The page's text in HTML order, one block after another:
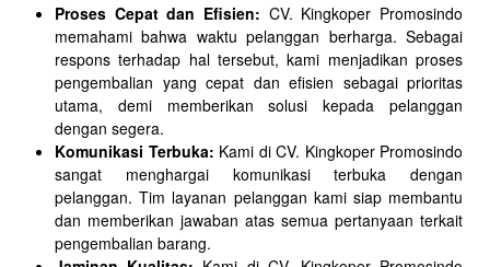
Proses Cepat dan Efisien: CV. Kingkoper Promosindo
memahami bahwa waktu pelanggan berharga. Sebagai
respons terhadap hal tersebut, kami menjadikan proses
pengembalian yang cepat dan efisien sebagai prioritas
utama, demi memberikan solusi kepada pelanggan
dengan segera.
Komunikasi Terbuka: Kami di CV. Kingkoper Promosindo
sangat menghargai komunikasi terbuka dengan
pelanggan. Tim layanan pelanggan kami siap membantu
dan memberikan jawaban atas semua pertanyaan terkait
pengembalian barang.